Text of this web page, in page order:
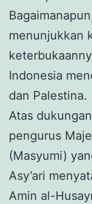
menunjukkan
Indonesia
dan Palestina.
Atas
pengurus
(Masyumi)
Asy’ari
Amin al-